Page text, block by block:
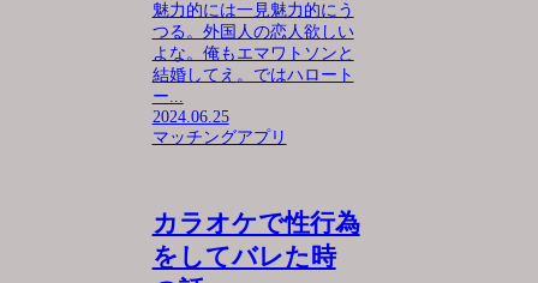
魅力的には一見魅力的にう
つる。外国人の恋人欲しい
よな。俺もエマワトソンと
結婚してえ。ではハロート
ー...
2024.06.25
マッチングアプリ
カラオケで性行為
をしてバレた時